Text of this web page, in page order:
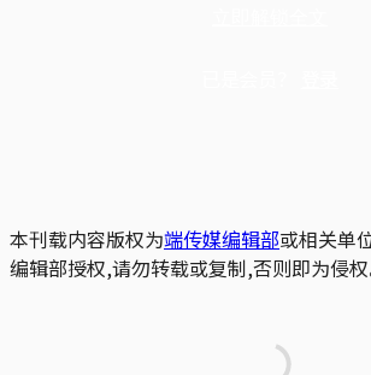
本刊载内容版权为端传媒编辑部或相关单
编辑部授权,请勿转载或复制,否则即为侵权